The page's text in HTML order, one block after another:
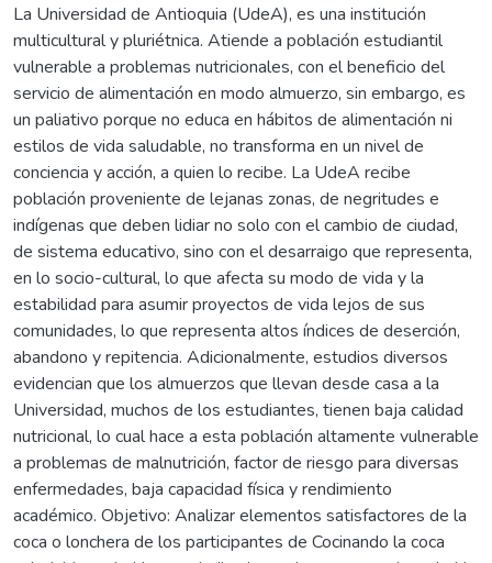
La Universidad de Antioquia (UdeA), es una institución
multicultural y pluriétnica. Atiende a población estudiantil
vulnerable a problemas nutricionales, con el beneficio del
servicio de alimentación en modo almuerzo, sin embargo, es
un paliativo porque no educa en hábitos de alimentación ni
estilos de vida saludable, no transforma en un nivel de
conciencia y acción, a quien lo recibe. La UdeA recibe
población proveniente de lejanas zonas, de negritudes e
indígenas que deben lidiar no solo con el cambio de ciudad,
de sistema educativo, sino con el desarraigo que representa,
en lo socio-cultural, lo que afecta su modo de vida y la
estabilidad para asumir proyectos de vida lejos de sus
comunidades, lo que representa altos índices de deserción,
abandono y repitencia. Adicionalmente, estudios diversos
evidencian que los almuerzos que llevan desde casa a la
Universidad, muchos de los estudiantes, tienen baja calidad
nutricional, lo cual hace a esta población altamente vulnerable
a problemas de malnutrición, factor de riesgo para diversas
enfermedades, baja capacidad física y rendimiento
académico. Objetivo: Analizar elementos satisfactores de la
coca o lonchera de los participantes de Cocinando la coca